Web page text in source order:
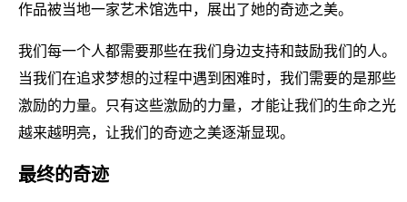
作品被当地一家艺术馆选中，展出了她的奇迹之美。
我们每一个人都需要那些在我们身边支持和鼓励我们的人。
当我们在追求梦想的过程中遇到困难时，我们需要的是那些
激励的力量。只有这些激励的力量，才能让我们的生命之光
越来越明亮，让我们的奇迹之美逐渐显现。
最终的奇迹